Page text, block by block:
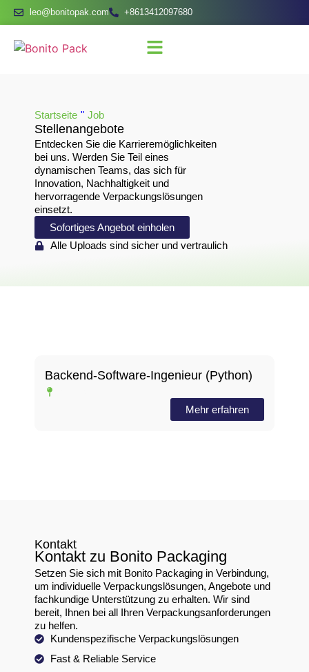
leo@bonitopak.com +8613412097680
Startseite " Job
Stellenangebote
Entdecken Sie die Karrieremöglichkeiten
bei uns. Werden Sie Teil eines
dynamischen Teams, das sich für
Innovation, Nachhaltigkeit und
hervorragende Verpackungslösungen
einsetzt.
Sofortiges Angebot einholen
Alle Uploads sind sicher und vertraulich
Backend-Software-Ingenieur (Python)
Mehr erfahren
Kontakt
Kontakt zu Bonito Packaging
Setzen Sie sich mit Bonito Packaging in Verbindung,
um individuelle Verpackungslösungen, Angebote und
fachkundige Unterstützung zu erhalten. Wir sind
bereit, Ihnen bei all Ihren Verpackungsanforderungen
zu helfen.
Kundenspezifische Verpackungslösungen
Fast & Reliable Service